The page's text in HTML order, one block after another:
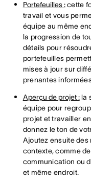
Portefeuilles :cette
travail et vous
équipe au même
la progression de
détails pour
portefeuilles
mises à jour sur
prenantes
Aperçu de projet :la
équipe pour
projet et travailler
donnez le ton de
Ajoutez ensuite
contexte, comme
communication ou
et même endroit.